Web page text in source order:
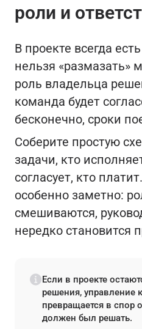
роли и
В проекте всегда
нельзя «размазать»
роль владельца
команда будет
бесконечно, сроки
Соберите простую
задачи, кто
согласует, кто
особенно заметно:
смешиваются,
нередко становится
Если в проекте
решения, управление
превращается в спор
должен был решать.